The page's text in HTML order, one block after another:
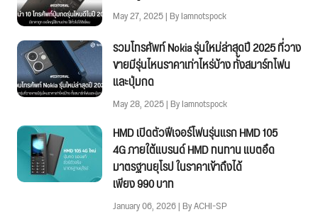
May 27, 2025 | By Iamnotspock
รวมโทรศัพท์ Nokia รุ่นใหม่ล่าสุดปี 2025 ที่วาง
ขายมีรุ่นไหนราคาเท่าไหร่บ้าง ทั้งสมาร์ทโฟน
และปุ่มกด
May 28, 2025 | By Iamnotspock
HMD เปิดตัวฟีเจอร์โฟนรุ่นแรก HMD 105
4G ภายใต้แบรนด์ HMD ทนทาน แบตอึด
มาตรฐานยุโรป ในราคาเข้าถึงได้
เพียง 990 บาท
January 06, 2026 | By ACHI-SP